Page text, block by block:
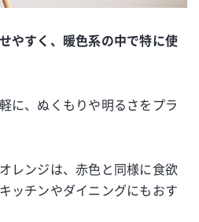
やすく、暖色系の中で特に使
に、ぬくもりや明るさをプラ
レンジは、赤色と同様に食欲
ッチンやダイニングにもおす